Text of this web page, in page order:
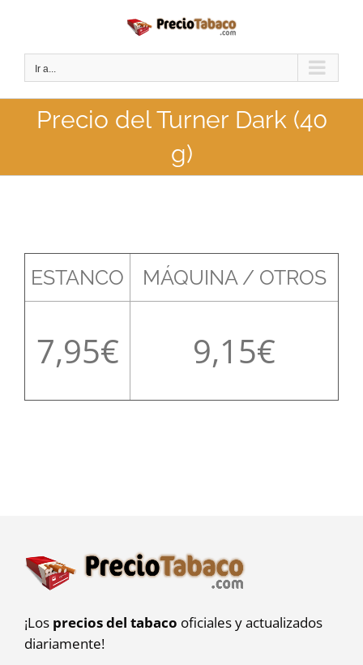
contenido
Ir a...
Precio del Turner Dark (40
g)
ESTANCO MÁQUINA / OTROS
7,95 9,15
¡Los precios del tabaco oficiales y actualizados
diariamente!